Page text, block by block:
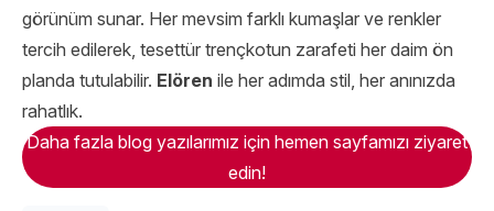
görünüm sunar. Her mevsim farklı kumaşlar ve renkler
tercih edilerek, tesettür trençkotun zarafeti her daim ön
planda tutulabilir. Elören ile her adımda stil, her anınızda
rahatlık.
Daha fazla blog yazılarımız için hemen sayfamızı ziyaret
edin!